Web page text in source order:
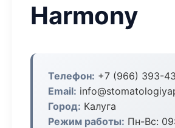
Harmony
Телефон: +7 (966) 393-
Email:
Город: Калуга
Режим работы: Пн-Вс: